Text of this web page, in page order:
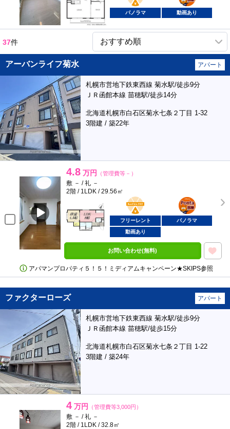
パノラマ 動画あり
37件
アーバンライフ菊水 アパート
札幌市営地下鉄東西線 菊水駅/徒歩9分
ＪＲ函館本線 苗穂駅/徒歩14分
北海道札幌市白石区菊水七条２丁目 1-32
3階建 / 築22年
4.8 万円 （管理費等－）
敷 － / 礼 －
2階 / 1LDK / 29.56㎡
BunChinPAY
ポンタ
部屋
フリーレント
パノラマ
動画あり
お問い合わせ(無料)
アパマンプロパティ５！５！ミディアムキャンペーン★SKIPS参照
ファクターローズ アパート
札幌市営地下鉄東西線 菊水駅/徒歩9分
ＪＲ函館本線 苗穂駅/徒歩15分
北海道札幌市白石区菊水七条２丁目 1-22
3階建 / 築24年
4 万円 （管理費等3,000円）
敷 － / 礼 －
2階 / 1LDK / 32.8㎡